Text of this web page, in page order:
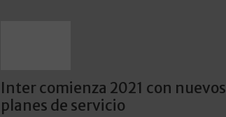
Inter comienza 2021 con nuevos
planes de servicio